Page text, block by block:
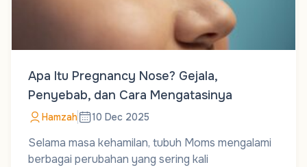
Apa Itu Pregnancy Nose? Gejala,
Penyebab, dan Cara Mengatasinya
Hamzah 10 Dec 2025
Selama masa kehamilan, tubuh Moms mengalami
berbagai perubahan yang sering kali